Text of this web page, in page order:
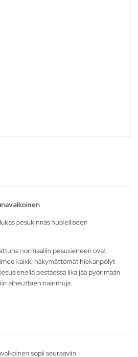
pesukinnas huolelliseen
normaaliin pesusieneen ovat
kaikki näkymättömät hiekanpölyt
pestäessä lika jää pyörimään
aiheuttaen naarmuja.
sopii seuraaviin